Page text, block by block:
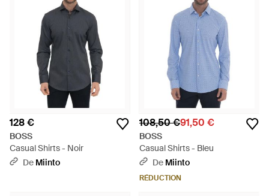
128 €
BOSS
Casual Shirts - Noir
De Miinto
108,50 €91,50 €
BOSS
Casual Shirts - Bleu
De Miinto
RÉDUCTION